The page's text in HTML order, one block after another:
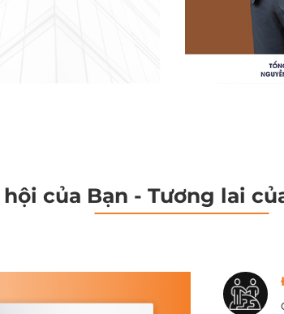
hội của Bạn - Tương lai